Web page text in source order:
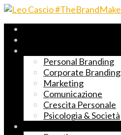
Personal Branding
Corporate Branding
Marketing
Comunicazione
Crescita Personale
Psicologia & Società